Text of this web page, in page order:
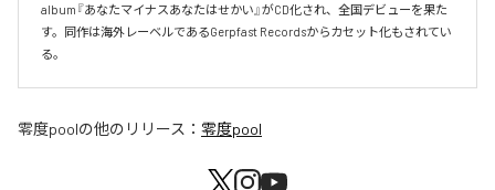
album『あなたマイナスあなたはせかい』がCD化され、全国デビューを果た
す。同作は海外レーベルであるGerpfast Recordsからカセット化もされてい
る。
零度poolの他のリリース： 零度pool